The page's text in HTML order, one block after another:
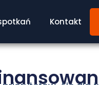
Kontakt